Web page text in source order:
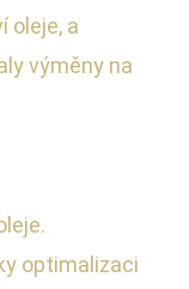
oleje, a
výměny na
optimalizaci